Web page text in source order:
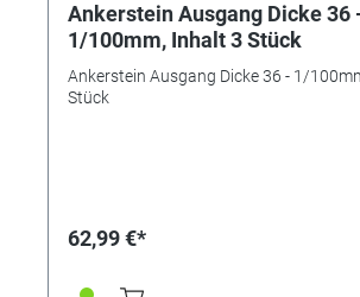
Ankerstein Ausgang Dicke 36
1/100mm, Inhalt 3 Stück
Ankerstein Ausgang Dicke 36 - 1/
Stück
62,99 €*